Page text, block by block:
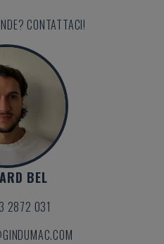
CONTATTACI!
BEL
2872 031